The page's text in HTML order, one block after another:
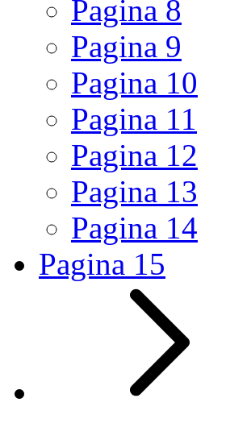
Pagina 8
Pagina 9
Pagina 10
Pagina 11
Pagina 12
Pagina 13
Pagina 14
Pagina 15